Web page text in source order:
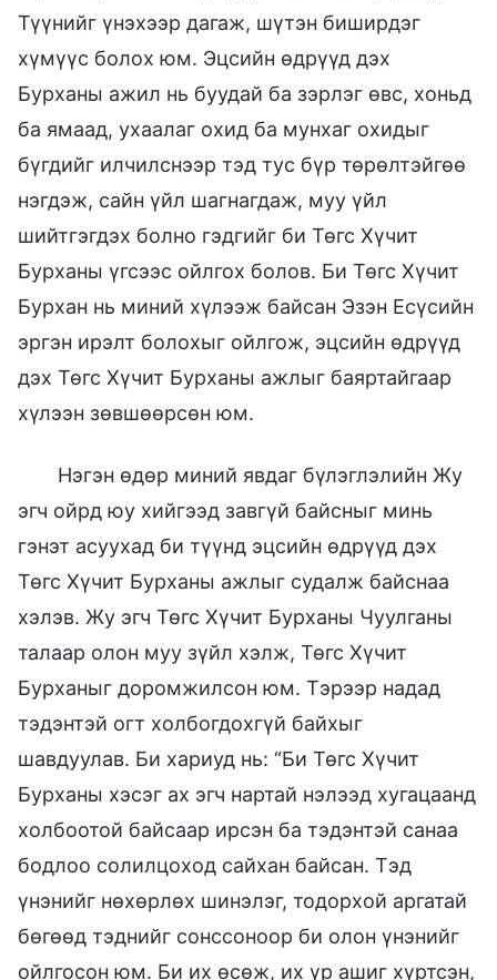
Түүнийг үнэхээр дагаж, шүтэн биширдэг
хүмүүс болох юм. Эцсийн өдрүүд дэх
Бурханы ажил нь буудай ба зэрлэг өвс, хоньд
ба ямаад, ухаалаг охид ба мунхаг охидыг
бүгдийг илчилснээр тэд тус бүр төрөлтэйгөө
нэгдэж, сайн үйл шагнагдаж, муу үйл
шийтгэгдэх болно гэдгийг би Төгс Хүчит
Бурханы үгсээс ойлгох болов. Би Төгс Хүчит
Бурхан нь миний хүлээж байсан Эзэн Есүсийн
эргэн ирэлт болохыг ойлгож, эцсийн өдрүүд
дэх Төгс Хүчит Бурханы ажлыг баяртайгаар
хүлээн зөвшөөрсөн юм.
Нэгэн өдөр миний явдаг бүлэглэлийн Жу
эгч ойрд юу хийгээд завгүй байсныг минь
гэнэт асуухад би түүнд эцсийн өдрүүд дэх
Төгс Хүчит Бурханы ажлыг судалж байснаа
хэлэв. Жу эгч Төгс Хүчит Бурханы Чуулганы
талаар олон муу зүйл хэлж, Төгс Хүчит
Бурханыг доромжилсон юм. Тэрээр надад
тэдэнтэй огт холбогдохгүй байхыг
шавдуулав. Би хариуд нь: “Би Төгс Хүчит
Бурханы хэсэг ах эгч нартай нэлээд хугацаанд
холбоотой байсаар ирсэн ба тэдэнтэй санаа
бодлоо солилцоход сайхан байсан. Тэд
үнэнийг нөхөрлөх шинэлэг, тодорхой аргатай
бөгөөд тэднийг сонссоноор би олон үнэнийг
ойлгосон юм. Би их өсөж, их үр ашиг хүртсэн,